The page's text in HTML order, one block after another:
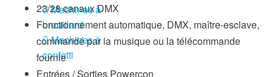
Machines à
brouillard
Machines à
confetti
23/28 canaux DMX
Fonctionnement automatique, DMX, maître-esclave,
commandé par la musique ou la télécommande
fournie
Entrées / Sorties Powercon